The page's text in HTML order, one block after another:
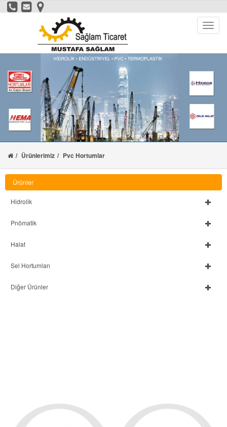
Ürünlerimiz Pvc Hortumlar
Ürünler
Hidrolik
Pnömatik
Halat
Sel Hortumları
Diğer Ürünler